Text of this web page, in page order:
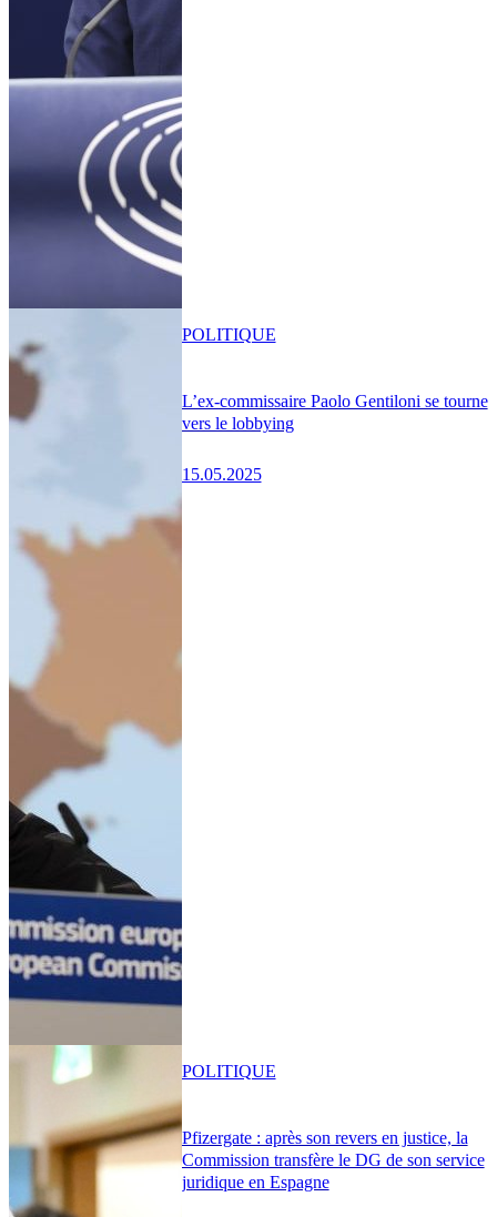
L’ex-commissaire Paolo Gentiloni se tourne
vers le lobbying
15.05.2025
POLITIQUE
Pfizergate : après son revers en justice, la
Commission transfère le DG de son service
juridique en Espagne
POLITIQUE